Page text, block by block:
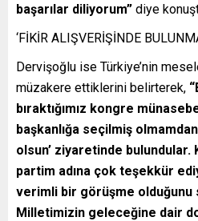
başarılar diliyorum” diye
‘FİKİR ALIŞVERİŞİNDE
Dervişoğlu ise Türkiye’nin
müzakere ettiklerini belirterek,
bıraktığımız kongre
başkanlığa seçilmiş olmamdan
olsun’ ziyaretinde bulundular.
partim adına çok teşekkür
verimli bir görüşme olduğunu
Milletimizin geleceğine dair